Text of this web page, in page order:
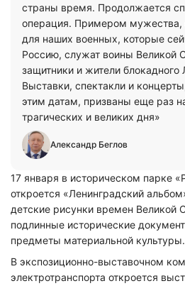
страны время. Продолжается
операция. Примером мужества,
для наших военных, которые
Россию, служат воины Великой
защитники и жители блокадного
Выставки, спектакли и
этим датам, призваны еще раз
трагических и великих дня»
Александр Беглов
17 января в историческом парке
откроется «Ленинградский
детские рисунки времен Великой
подлинные исторические
предметы материальной культуры.
В экспозиционно-выставочном
электротранспорта откроется